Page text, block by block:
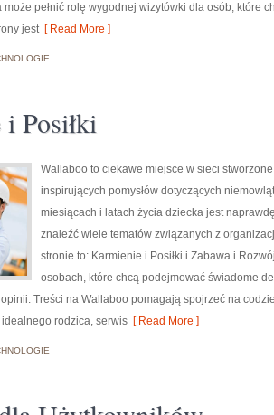
pełnić rolę wygodnej wizytówki dla osób, które
jest[ Read More ]
Posiłki
Wallaboo to ciekawe miejsce w sieci
inspirujących pomysłów dotyczących
miesiącach i latach życia dziecka jest
znaleźć wiele tematów związanych z
stronie to: Karmienie i Posiłki i Zabawa i
osobach, które chcą podejmować świadome
Treści na Wallaboo pomagają spojrzeć na
rodzica, serwis [ Read More ]